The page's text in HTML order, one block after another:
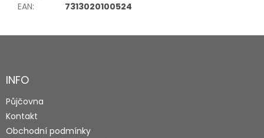
EAN: 7313020100524
Z
aINFO
Půjčovna
Kontakt
Obchodní podmínky